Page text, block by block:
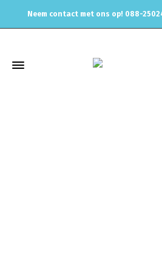
Neem contact met ons op! 088-